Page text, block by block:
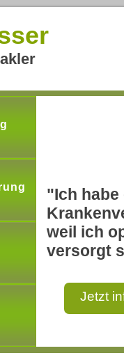
"Ich habe
weil ich
versorgt
Jetzt